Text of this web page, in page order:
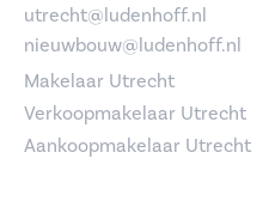
utrecht@ludenhoff.nl
nieuwbouw@ludenhoff.nl
Makelaar Utrecht
Verkoopmakelaar Utrecht
Aankoopmakelaar Utrecht